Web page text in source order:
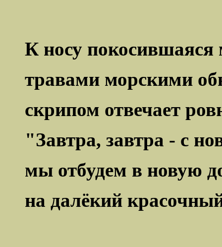
К носу покосившаяся
травами морскими
скрипом отвечает
"Завтра, завтра - с
мы отбудем в новую
на далёкий